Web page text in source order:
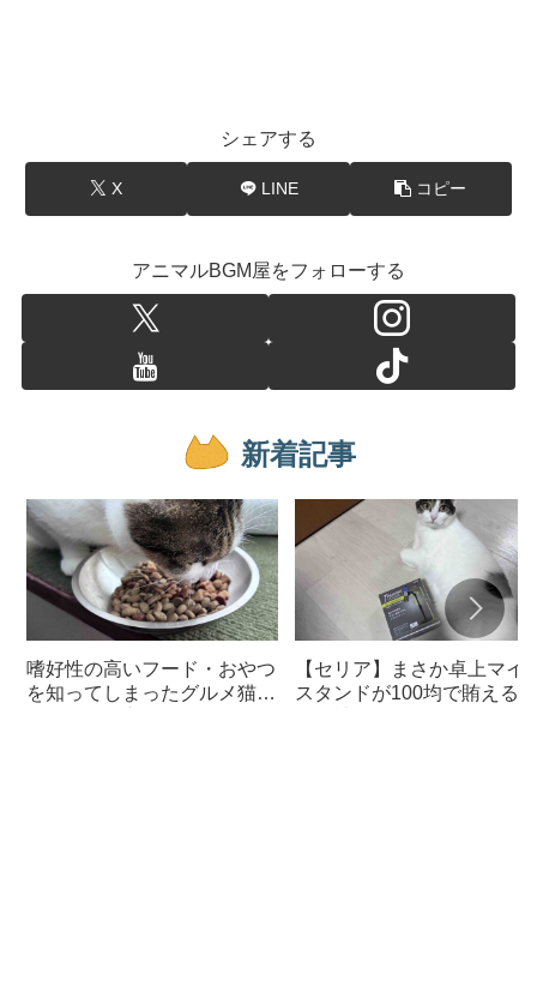
シェアする
X LINE コピー
アニマルBGM屋をフォローする
新着記事
嗜好性の高いフード・おやつ
を知ってしまったグルメ猫の
【セリア】まさか卓上マイ
スタンドが100均で賄えるな